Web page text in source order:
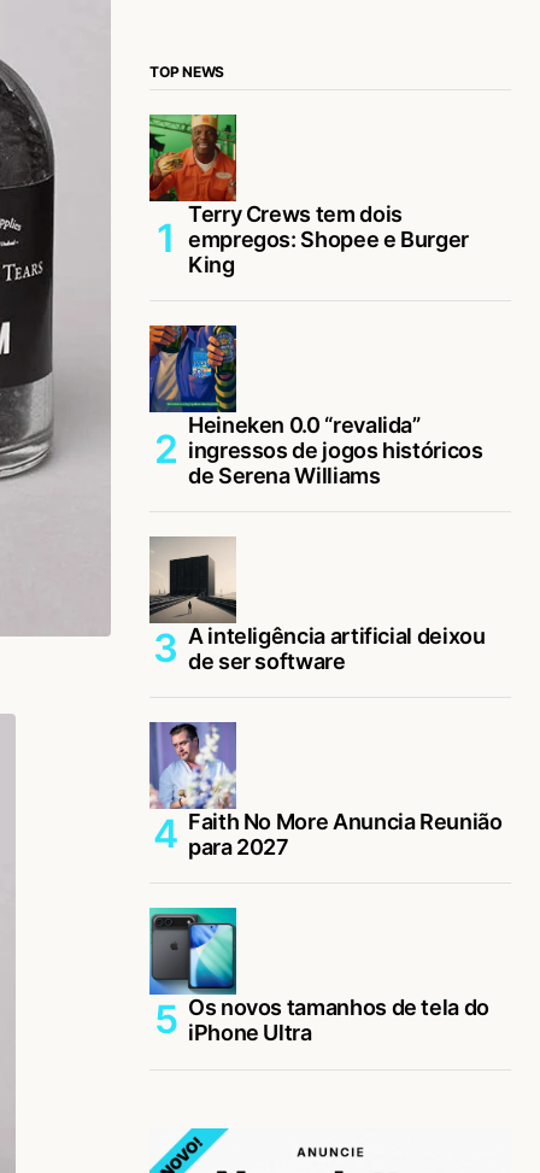
TOP NEWS
Terry Crews tem dois
empregos: Shopee e Burger
King
Heineken 0.0 “revalida”
ingressos de jogos históricos
de Serena Williams
A inteligência artificial deixou
de ser software
Faith No More Anuncia Reunião
para 2027
Os novos tamanhos de tela do
iPhone Ultra